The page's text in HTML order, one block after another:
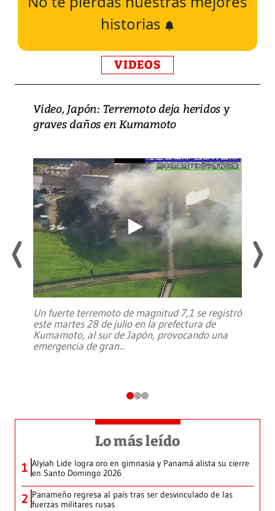
historias
VIDEOS
Video, Japón: Terremoto deja heridos y
graves daños en Kumamoto
Un fuerte terremoto de magnitud 7,1 se registró
este martes 28 de julio en la prefectura de
Kumamoto, al sur de Japón, provocando una
emergencia de gran...
Lo más leído
1 Alyiah Lide logra oro en gimnasia y Panamá alista su cierre
en Santo Domingo 2026
2 Panameño regresa al país tras ser desvinculado de las
fuerzas militares rusas